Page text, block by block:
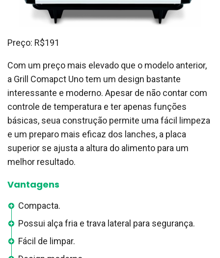
Preço: R$191
Com um preço mais elevado que o modelo anterior,
a Grill Comapct Uno tem um design bastante
interessante e moderno. Apesar de não contar com
controle de temperatura e ter apenas funções
básicas, seua construção permite uma fácil limpeza
e um preparo mais eficaz dos lanches, a placa
superior se ajusta a altura do alimento para um
melhor resultado.
Vantagens
Compacta.
Possui alça fria e trava lateral para segurança.
Fácil de limpar.